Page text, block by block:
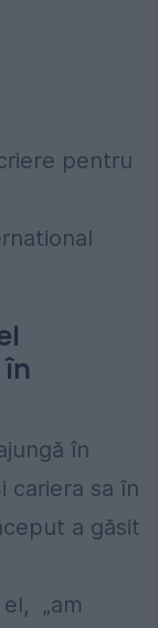
în
cariera sa în
a găsit
„am